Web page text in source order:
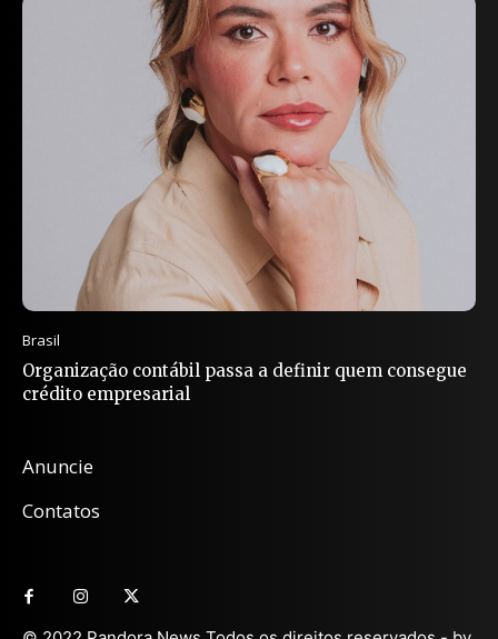
Brasil
Organização contábil passa a definir quem consegue
crédito empresarial
Anuncie
Contatos